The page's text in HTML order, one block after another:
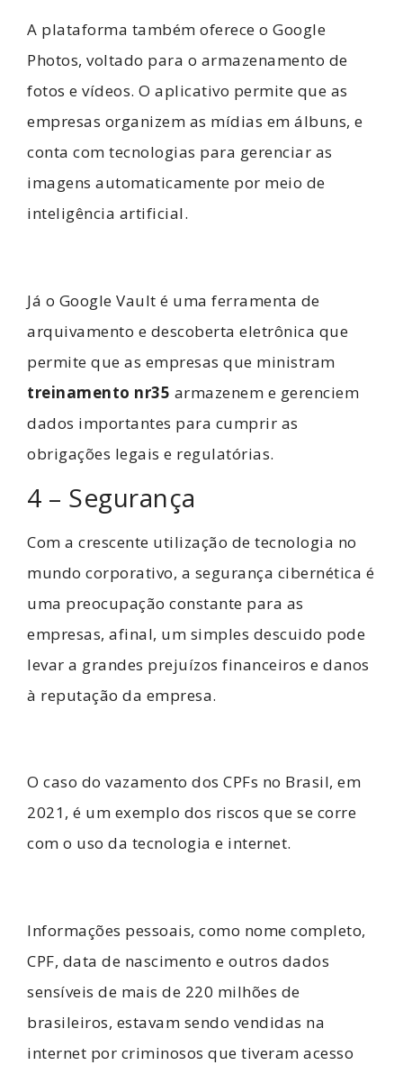
A plataforma também oferece o Google
Photos, voltado para o armazenamento de
fotos e vídeos. O aplicativo permite que as
empresas organizem as mídias em álbuns, e
conta com tecnologias para gerenciar as
imagens automaticamente por meio de
inteligência artificial.
Já o Google Vault é uma ferramenta de
arquivamento e descoberta eletrônica que
permite que as empresas que ministram
treinamento nr35 armazenem e gerenciem
dados importantes para cumprir as
obrigações legais e regulatórias.
4 – Segurança
Com a crescente utilização de tecnologia no
mundo corporativo, a segurança cibernética é
uma preocupação constante para as
empresas, afinal, um simples descuido pode
levar a grandes prejuízos financeiros e danos
à reputação da empresa.
O caso do vazamento dos CPFs no Brasil, em
2021, é um exemplo dos riscos que se corre
com o uso da tecnologia e internet.
Informações pessoais, como nome completo,
CPF, data de nascimento e outros dados
sensíveis de mais de 220 milhões de
brasileiros, estavam sendo vendidas na
internet por criminosos que tiveram acesso